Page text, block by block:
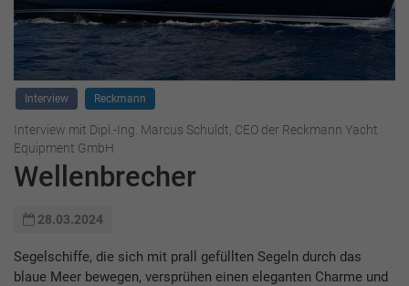
Interview Reckmann
Interview mit Dipl.-Ing. Marcus Schuldt, CEO der Reckmann Yacht
Equipment GmbH
Wellenbrecher
28.03.2024
Segelschiffe, die sich mit prall gefüllten Segeln durch das
blaue Meer bewegen, versprühen einen eleganten Charme und